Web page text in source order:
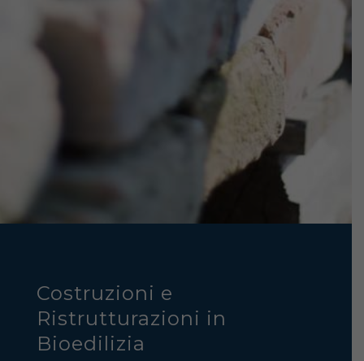
Costruzioni e
Ristrutturazioni in
Bioedilizia